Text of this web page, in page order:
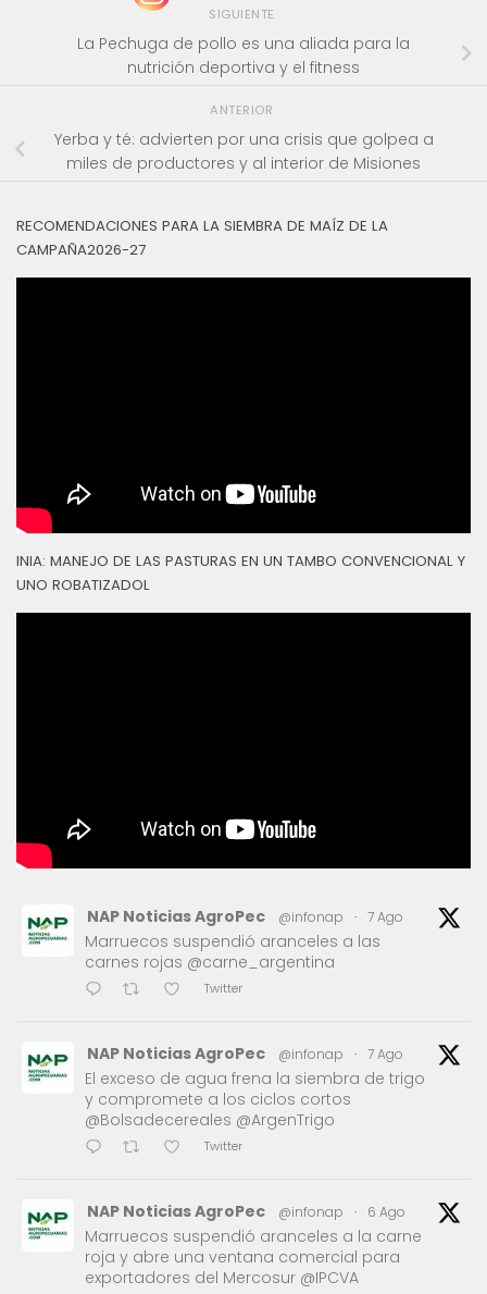
SIGUIENTE
La Pechuga de pollo es una aliada para la
nutrición deportiva y el fitness
ANTERIOR
Yerba y té: advierten por una crisis que golpea a
miles de productores y al interior de Misiones
RECOMENDACIONES PARA LA SIEMBRA DE MAÍZ DE LA
CAMPAÑA2026-27
INIA: MANEJO DE LAS PASTURAS EN UN TAMBO CONVENCIONAL Y
UNO ROBATIZADOL
NAP Noticias AgroPec @infonap · 7 Ago
Marruecos suspendió aranceles a las
carnes rojas @carne_argentina
Twitter
NAP Noticias AgroPec @infonap · 7 Ago
El exceso de agua frena la siembra de trigo
y compromete a los ciclos cortos
@Bolsadecereales @ArgenTrigo
Twitter
NAP Noticias AgroPec @infonap · 6 Ago
Marruecos suspendió aranceles a la carne
roja y abre una ventana comercial para
exportadores del Mercosur @IPCVA